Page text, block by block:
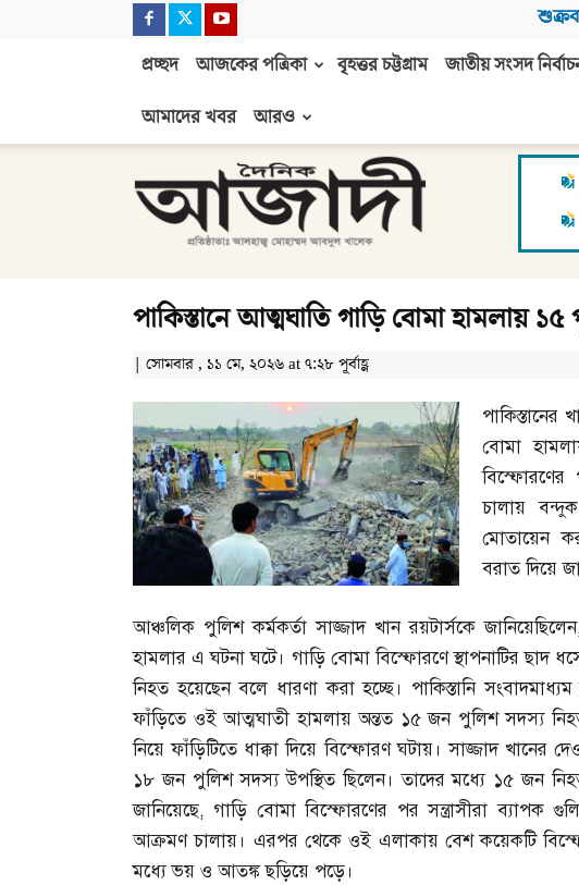
প্রচ্ছদ আজকের পত্রিকা বৃহত্তর চট্টগ্রাম জাতীয় সংসদ
আমাদের খবর
আরও
আজাদী
পাকিস্তানে আত্মঘাতি গাড়ি বোমা হামলায়
| সোমবার , ১১ মে, ২০২৬ at ৭:২৮ পূর্বাহ্ণ
বোমা
চালায়
মোতায়েন
বরাত দিয়ে
আঞ্চলিক পুলিশ কর্মকর্তা সাজ্জাদ খান রয়টার্সকে জানিয়েছিলেন
হামলার এ ঘটনা ঘটে। গাড়ি বোমা বিস্ফোরণে স্থাপনাটির
নিহত হয়েছেন বলে ধারণা করা হচ্ছে। পাকিস্তানি
ফাঁড়িতে ওই আত্মঘাতী হামলায় অন্তত ১৫ জন পুলিশ সদস্য নিহত
নিয়ে ফাঁড়িটিতে ধাক্কা দিয়ে বিস্ফোরণ ঘটায়। সাজ্জাদ খানের
১৮ জন পুলিশ সদস্য উপস্থিত ছিলেন। তাদের মধ্যে ১৫ জন
জানিয়েছে,গাড়ি বোমা বিস্ফোরণের পর সন্ত্রাসীরা ব্যাপক
আক্রমণ চালায়। এরপর থেকে ওই এলাকায় বেশ কয়েকটি
মধ্যে ভয় ও আতঙ্ক ছড়িয়ে পড়ে।